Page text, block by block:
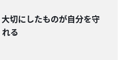
切にしたものが自分を守
る